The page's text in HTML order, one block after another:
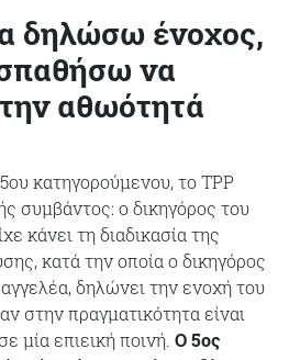
δηλώσω ένοχος,
να
αθωότητά
κατηγορούμενου, το TPP
συμβάντος: ο δικηγόρος του
κάνει τη διαδικασία της
κατά την οποία ο δικηγόρος
δηλώνει την ενοχή του
στην πραγματικότητα είναι
μία επιεική ποινή. Ο 5ος